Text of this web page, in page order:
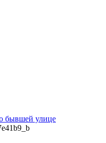
бывшей улице